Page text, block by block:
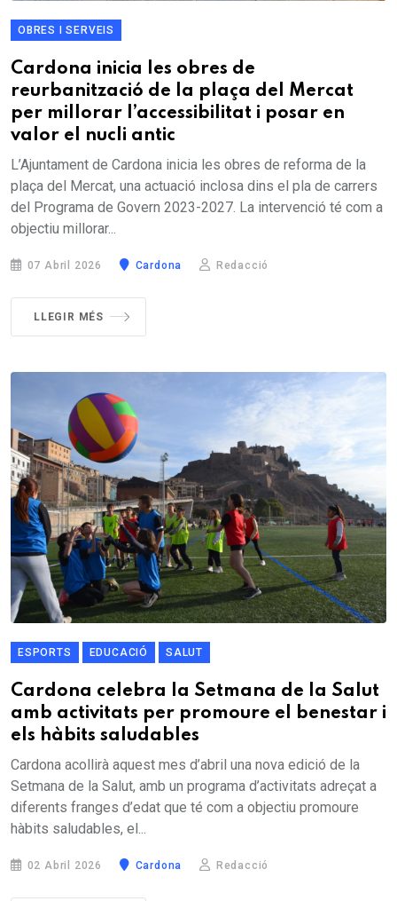
OBRES I SERVEIS
Cardona inicia les obres de
reurbanització de la plaça del Mercat
per millorar l’accessibilitat i posar en
valor el nucli antic
L’Ajuntament de Cardona inicia les obres de reforma de la
plaça del Mercat, una actuació inclosa dins el pla de carrers
del Programa de Govern 2023-2027. La intervenció té com a
objectiu millorar...
07 Abril 2026 Cardona Redacció
LLEGIR MÉS
ESPORTS EDUCACIÓ SALUT
Cardona celebra la Setmana de la Salut
amb activitats per promoure el benestar i
els hàbits saludables
Cardona acollirà aquest mes d’abril una nova edició de la
Setmana de la Salut, amb un programa d’activitats adreçat a
diferents franges d’edat que té com a objectiu promoure
hàbits saludables, el...
02 Abril 2026 Cardona Redacció